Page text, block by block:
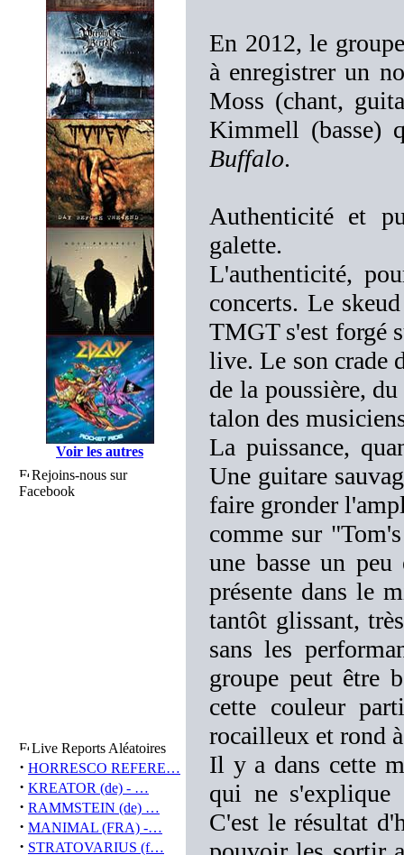
Voir les autres
Rejoins-nous sur
Facebook
Live Reports Aléatoires
· HORRESCO REFERE…
· KREATOR (de) - …
· RAMMSTEIN (de) …
· MANIMAL (FRA) -…
· STRATOVARIUS (f…
En 2012, le
à enregistrer un
Moss (chant,
Kimmell (basse)
Buffalo.
Authenticité et
galette.
L'authenticité,
concerts. Le
TMGT s'est forgé
live. Le son crade
de la poussière,
talon des
La puissance,
Une guitare
faire gronder
comme sur
une basse un
présente dans le
tantôt glissant,
sans les
groupe peut être
cette couleur
rocailleux et rond
Il y a dans cette
qui ne s'explique
C'est le résultat